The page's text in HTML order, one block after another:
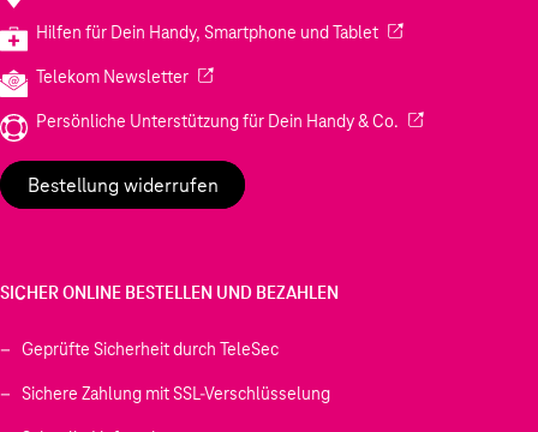
Hilfen für Dein Handy, Smartphone und Tablet(Wird in einem
Telekom Newsletter(Wird in einem neuen Tab geöffnet)
Persönliche Unterstützung für Dein Handy & Co. (Wird in einem
Bestellung widerrufen
SICHER ONLINE BESTELLEN UND BEZAHLEN
Geprüfte Sicherheit durch TeleSec
Sichere Zahlung mit SSL-Verschlüsselung